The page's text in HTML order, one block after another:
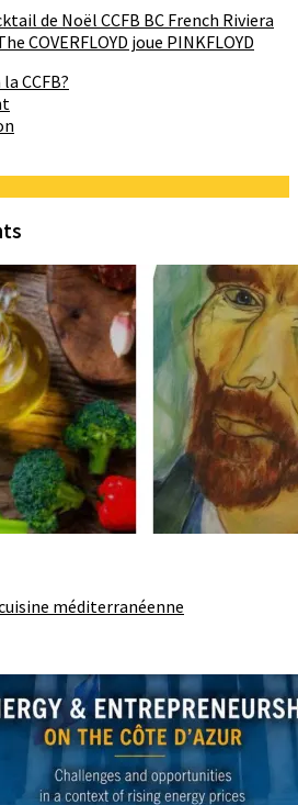
de Noël CCFB BC French Riviera
COVERFLOYD joue PINKFLOYD
CCFB?
méditerranéenne